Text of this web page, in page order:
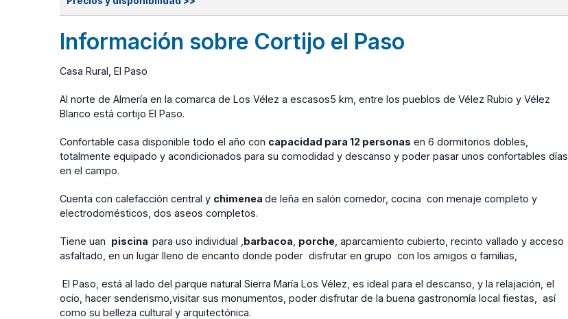
Información sobre Cortijo el Paso
Casa Rural, El Paso
Al norte de Almería en la comarca de Los Vélez a escasos5 km, entre los pueblos de Vélez Rubio y Vélez
Blanco está cortijo El Paso.
Confortable casa disponible todo el año con capacidad para 12 personas en 6 dormitorios dobles,
totalmente equipado y acondicionados para su comodidad y descanso y poder pasar unos confortables días
en el campo.
Cuenta con calefacción central y chimenea de leña en salón comedor, cocina con menaje completo y
electrodomésticos, dos aseos completos.
Tiene uan piscina para uso individual , barbacoa porche , aparcamiento cubierto, recinto vallado y acceso
asfaltado, en un lugar lleno de encanto donde poder disfrutar en grupo con los amigos o familias,
El Paso, está al lado del parque natural Sierra María Los Vélez, es ideal para el descanso, y la relajación, el
ocio, hacer senderismo,visitar sus monumentos, poder disfrutar de la buena gastronomía local fiestas, así
como su belleza cultural y arquitectónica.